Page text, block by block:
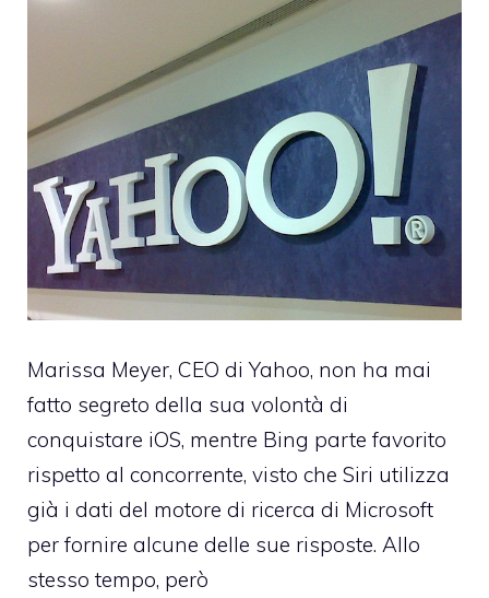
Marissa Meyer, CEO di Yahoo, non ha mai
fatto segreto della sua volontà di
conquistare iOS, mentre Bing parte favorito
rispetto al concorrente, visto che Siri utilizza
già i dati del motore di ricerca di Microsoft
per fornire alcune delle sue risposte. Allo
stesso tempo, però